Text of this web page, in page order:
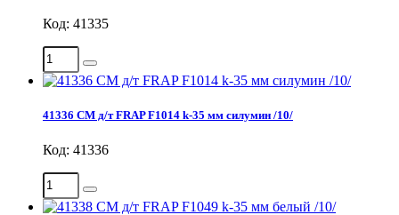
Код: 41335
41336 СМ д/т FRAP F1014 k-35 мм силумин /10/
Код: 41336